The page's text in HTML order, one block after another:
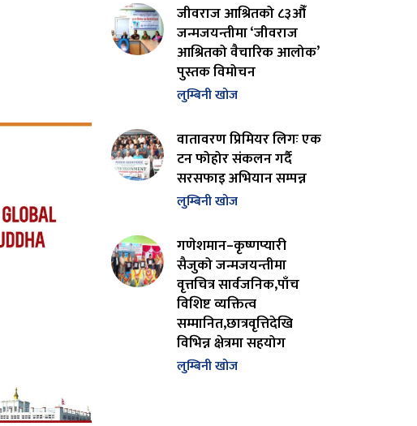
जीवराज आश्रितको ८३औँ
जन्मजयन्तीमा ‘जीवराज
आश्रितको वैचारिक आलोक’
पुस्तक विमोचन
लुम्बिनी खोज
वातावरण प्रिमियर लिगः एक
टन फोहोर संकलन गर्दै
सरसफाइ अभियान सम्पन्न
लुम्बिनी खोज
गणेशमान–कृष्णप्यारी
सैजुको जन्मजयन्तीमा
वृत्तचित्र सार्वजनिक,पाँच
विशिष्ट व्यक्तित्व
सम्मानित,छात्रवृत्तिदेखि
विभिन्न क्षेत्रमा सहयोग
लुम्बिनी खोज